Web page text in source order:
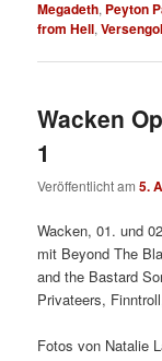
Megadeth, Peyton
from Hell,
Wacken
1
Veröffentlicht am5.
Wacken, 01. und
mit Beyond The
and the Bastard
Privateers,
Fotos von Natalie